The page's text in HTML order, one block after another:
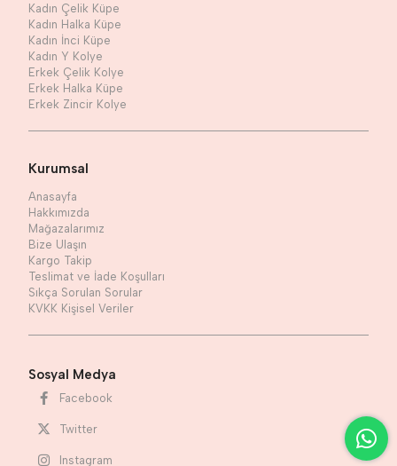
Kadın Çelik Küpe
Kadın Halka Küpe
Kadın İnci Küpe
Kadın Y Kolye
Erkek Çelik Kolye
Erkek Halka Küpe
Erkek Zincir Kolye
Kurumsal
Anasayfa
Hakkımızda
Mağazalarımız
Bize Ulaşın
Kargo Takip
Teslimat ve İade Koşulları
Sıkça Sorulan Sorular
KVKK Kişisel Veriler
Sosyal Medya
Facebook
Twitter
Instagram